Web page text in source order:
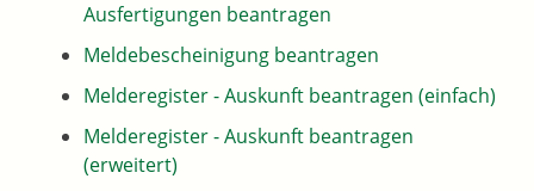
Ausfertigungen beantragen
Meldebescheinigung beantragen
Melderegister - Auskunft beantragen (einfach)
Melderegister - Auskunft beantragen
(erweitert)